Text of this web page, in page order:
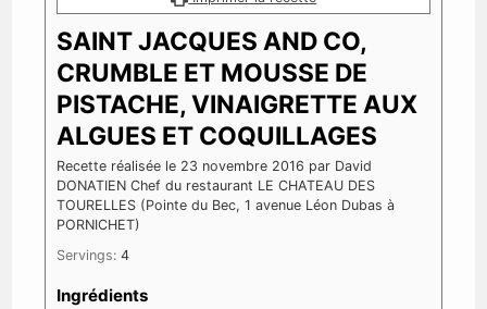
SAINT JACQUES AND CO,
CRUMBLE ET MOUSSE DE
PISTACHE, VINAIGRETTE AUX
ALGUES ET COQUILLAGES
Recette réalisée le 23 novembre 2016 par David
DONATIEN Chef du restaurant LE CHATEAU DES
TOURELLES (Pointe du Bec, 1 avenue Léon Dubas à
PORNICHET)
Servings:4
Ingrédients